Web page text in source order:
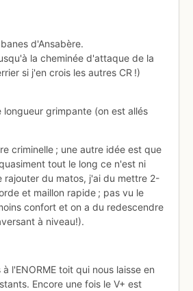
d'Ansabère.
la cheminée d'attaque de la
si j'en crois les autres CR !)
grimpante (on est allés
criminelle ; une autre idée est que
tout le long ce n'est ni
rajouter du matos, j'ai du mettre 2-
et maillon rapide ; pas vu le
confort et on a du redescendre
à niveau!).
l'ENORME toit qui nous laisse en
Encore une fois le V+ est